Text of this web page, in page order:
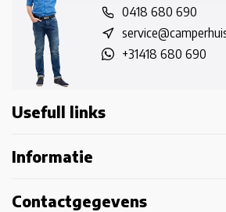
0418 680 690
+31418 680 690
Usefull links
Informatie
Contactgegevens